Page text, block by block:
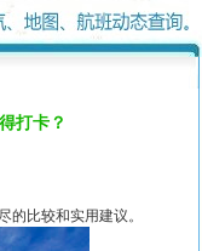
打卡？
比较和实用建议。